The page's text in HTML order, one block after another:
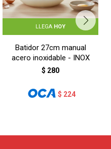
LLEGA HOY
Batidor 27cm manual
acero inoxidable - INOX
$ 280
$ 224